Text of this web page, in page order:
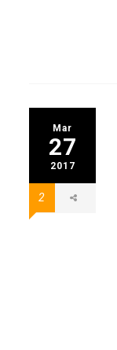
Mar
27
2017
2